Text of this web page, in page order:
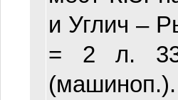
и Углич –
= 2 л.